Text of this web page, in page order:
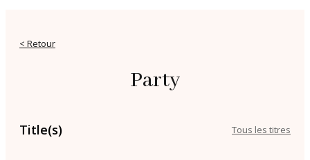
< Retour
Party
Title(s) Tous les titres